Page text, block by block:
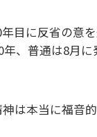
目に反省の意
、普通は8月
は本当に福音